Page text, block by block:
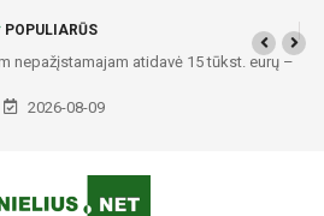
POPULIARŪS
nepažįstamajam atidavė 15 tūkst. eurų –
pradėjo tyrimą
2026-08-09